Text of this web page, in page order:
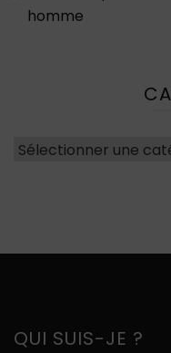
homme
Catégories
QUI SUIS-JE ?